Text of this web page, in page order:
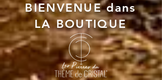
BIENVENUE dans
LA BOUTIQUE